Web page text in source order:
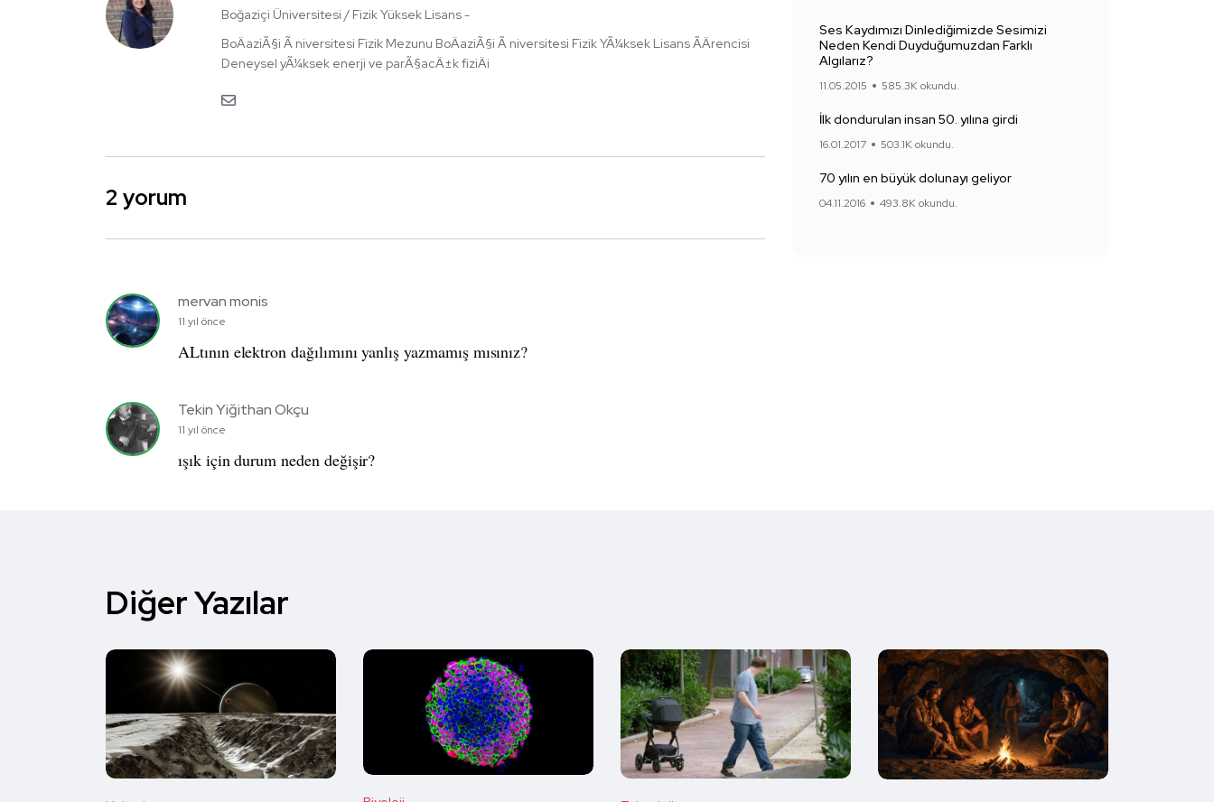
Boğaziçi Üniversitesi / Fizik Yüksek Lisans -
BoÄaziÃ§i Ã niversitesi Fizik Mezunu BoÄaziÃ§i Ã niversitesi Fizik YÃ¼ksek Lisans ÃÄrencisi
Deneysel yÃ¼ksek enerji ve parÃ§acÄ±k fiziÄi
2 yorum
mervan monis
11 yıl önce
ALtının elektron dağılımını yanlış yazmamış mısınız?
Tekin Yiğithan Okçu
11 yıl önce
ışık için durum neden değişir?
Ses Kaydımızı Dinlediğimizde Sesimizi
Neden Kendi Duyduğumuzdan Farklı
Algılarız?
11.05.2015 585.3K okundu.
İlk dondurulan insan 50. yılına girdi
16.01.2017 503.1K okundu.
70 yılın en büyük dolunayı geliyor
04.11.2016 493.8K okundu.
Diğer Yazılar